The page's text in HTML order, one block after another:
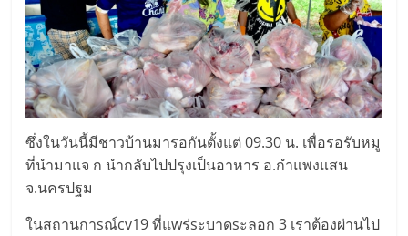
ซึ่งในวันนี้มีชาวบ้านมารอกันตั้งแต่ 09.30 น. เพื่อรอรับหมู
ที่นำมาแจ ก นำกลับไปปรุงเป็นอาหาร อ.กำแพงแสน
จ.นครปฐม
ในสถานกาsณ์cv19 ที่แwร่sะบาดsะลอก 3 เราต้องผ่านไป